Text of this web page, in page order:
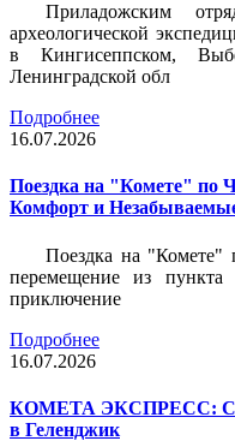
Приладожским
археологической
в Кингисеппском,
Ленинградской обл
Подробнее
16.07.2026
Поездка на "Комете" по
Комфорт и
Поездка на "Комете"
перемещение из
приключение
Подробнее
16.07.2026
КОМЕТА ЭКСПРЕСС:
в Геленджик